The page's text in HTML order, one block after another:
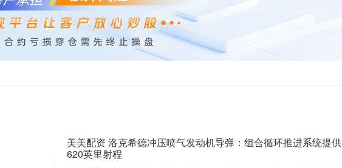
美美配资 洛克希德冲压喷气发动机导弹：组合循环推进系统提供
620英里射程